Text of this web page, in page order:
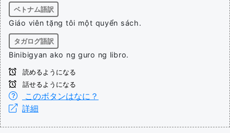
ベトナム語訳
Giáo viên tặng tôi một quyển sách.
タガログ語訳
Binibigyan ako ng guro ng libro.
読めるようになる
話せるようになる
このボタンはなに？
詳細